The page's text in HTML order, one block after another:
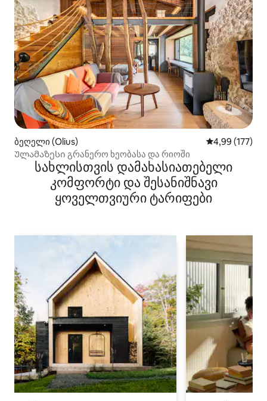
ბეღელი (Olius) საშუალო
4,99 (177)
Ულამაზესი გრანერო ხეობასა და რიოში
სახლისთვის დამახასიათებელი
კომფორტი და შესანიშნავი
ყოველთვიური ტარიფები